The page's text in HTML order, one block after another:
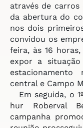
através de carros
da abertura do
nos dois
convidou os
feira, às 16
expor a
central e Campo
Em seguida, o 1
hur Roberval
campanha